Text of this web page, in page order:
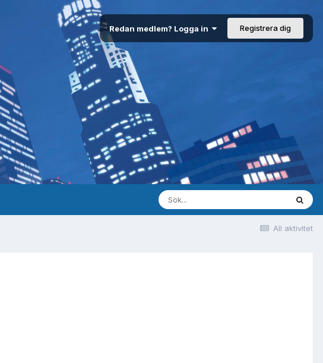
Redan medlem? Logga in Registrera dig
All aktivitet